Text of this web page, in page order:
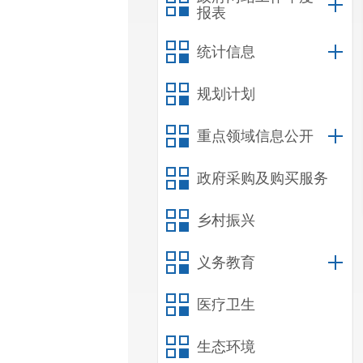
报表
统计信息
规划计划
重点领域信息公开
政府采购及购买服务
乡村振兴
义务教育
医疗卫生
生态环境